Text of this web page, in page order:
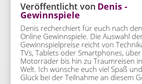
Veröffentlicht von Denis -
Gewinnspiele
Denis recherchiert für euch nach
Online Gewinnspiele. Die Auswahl
Gewinnspielpreise reicht von
TVs, Tablets oder Smartphones,
Motorräder bis hin zu Traumreisen
Welt. Ich wünsche euch viel Spaß
Glück bei der Teilnahme an diesem